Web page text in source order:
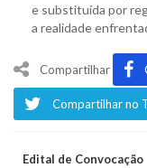
e substituída por
a realidade
Compartilhar
Compartilhar no
Edital de Convocação